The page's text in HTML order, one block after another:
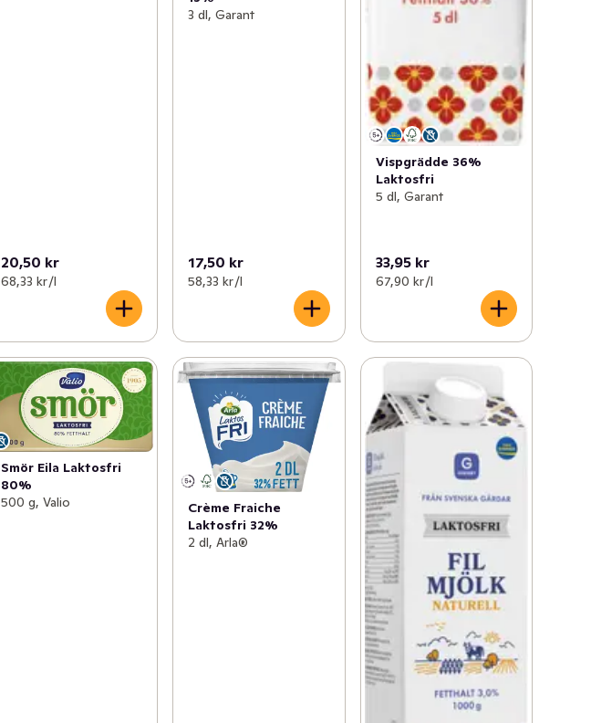
20,50 kr
68,33 kr /l
3 dl, Garant
17,50 kr
58,33 kr /l
Vispgrädde 36%
Laktosfri
5 dl, Garant
33,95 kr
67,90 kr /l
Smör Eila Laktosfri
80%
500 g, Valio
Crème Fraiche
Laktosfri 32%
2 dl, Arla®